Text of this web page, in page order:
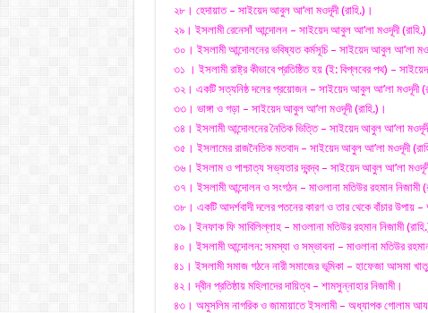
২৮। হেদায়াত – সাইয়েদ আবুল আ’লা মওদূদী (রাহি.)।
২৯। ইসলামী রেনেসাঁ আন্দোলন – সাইয়েদ আবুল আ’লা মওদূদী
৩০। ইসলামী আন্দোলনের ভবিষ্যত কর্মসূচি – সাইয়েদ আবুল আ’লা
৩১ । ইসলামী রাষ্ট্র কীভাবে প্রতিষ্ঠিত হয় (ই: বিপ্লবের পথ) –
৩২। একটি সত্যনিষ্ঠ দলের প্রয়োজন – সাইয়েদ আবুল আ’লা মওদূদী
৩৩। ভাঙ্গা ও গড়া – সাইয়েদ আবুল আ’লা মওদূদী (রাহি.)।
৩৪। ইসলামী আন্দোলনের নৈতিক ভিত্তি – সাইয়েদ আবুল আ’লা
৩৫। ইসলামের রাজনৈতিক মতবাদ – সাইয়েদ আবুল আ’লা মওদূদী
৩৬। ইসলাম ও পাশ্চাত্য সভ্যতার দ্বন্দ্ব – সাইয়েদ আবুল আ’লা
৩৭। ইসলামী আন্দোলন ও সংগঠন – মাওলানা মতিউর রহমান নিজামী
৩৮। একটি আদর্শবাদী দলের পতনের কারণ ও তার থেকে বাঁচার উপায়
৩৯। ইনফাক ফি সাবিলিল্লাহ – মাওলানা মতিউর রহমান নিজামী
৪০। ইসলামী আন্দোলন: সমস্যা ও সম্ভাবনা – মাওলানা মতিউর রহমান
৪১। ইসলামী সমাজ গঠনে নারী সমাজের ভূমিকা – হাফেজা আসমা
৪২। দ্বীন প্রতিষ্ঠায় মহিলাদের দায়িত্ব – শামসুন্নাহার নিজামী।
৪৩। অমুসলিম নাগরিক ও জামায়াতে ইসলামী – অধ্যাপক গোলাম